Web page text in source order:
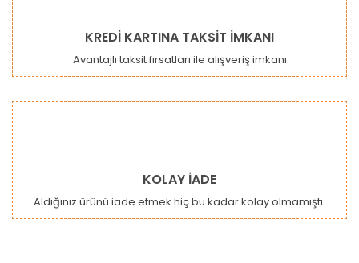
KREDİ KARTINA TAKSİT İMKANI
Avantajlı taksit fırsatları ile alışveriş imkanı
KOLAY İADE
Aldığınız ürünü iade etmek hiç bu kadar kolay olmamıştı.